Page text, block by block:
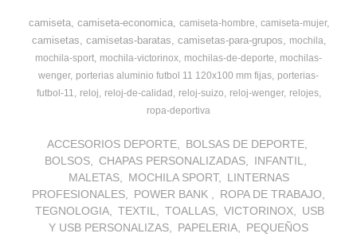
camiseta camiseta-economica camiseta-hombre camiseta-mujer
camisetas camisetas-baratas camisetas-para-grupos
mochila
mochila-sport mochila-victorinox mochilas-de-deporte
mochilas-
wenger porterias aluminio futbol 11 120x100 mm fijas porterias-
futbol-11
reloj reloj-de-calidad reloj-suizo reloj-wenger
relojes
ropa-deportiva
ACCESORIOS DEPORTE
BOLSAS DE DEPORTE
BOLSOS
CHAPAS PERSONALIZADAS
INFANTIL
MALETAS
MOCHILA SPORT
LINTERNAS
PROFESIONALES
POWER BANK
ROPA DE TRABAJO
TEGNOLOGIA
TEXTIL TOALLAS VICTORINOX
USB
Y USB PERSONALIZAS
PAPELERIA
PEQUEÑOS